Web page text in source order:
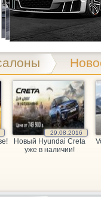
29.08.2016
Новый Hyundai Creta
уже в наличии!